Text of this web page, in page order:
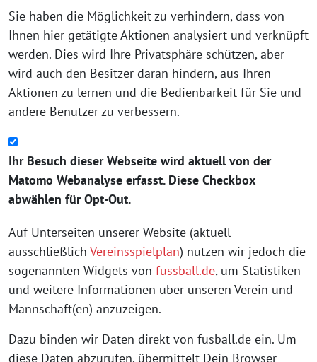
Sie haben die Möglichkeit zu verhindern, dass von
Ihnen hier getätigte Aktionen analysiert und verknüpft
werden. Dies wird Ihre Privatsphäre schützen, aber
wird auch den Besitzer daran hindern, aus Ihren
Aktionen zu lernen und die Bedienbarkeit für Sie und
andere Benutzer zu verbessern.
Ihr Besuch dieser Webseite wird aktuell von der
Matomo Webanalyse erfasst. Diese Checkbox
abwählen für Opt-Out.
Auf Unterseiten unserer Website (aktuell
ausschließlich Vereinsspielplan) nutzen wir jedoch die
sogenannten Widgets von fussball.de, um Statistiken
und weitere Informationen über unseren Verein und
Mannschaft(en) anzuzeigen.
Dazu binden wir Daten direkt von fusball.de ein. Um
diese Daten abzurufen, übermittelt Dein Browser